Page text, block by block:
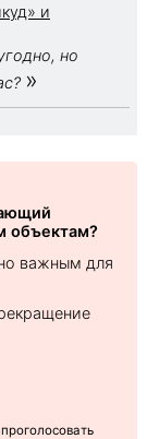
и
но
»
объектам?
важным для